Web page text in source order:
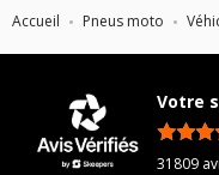
Accueil Pneus moto
Votre
31809